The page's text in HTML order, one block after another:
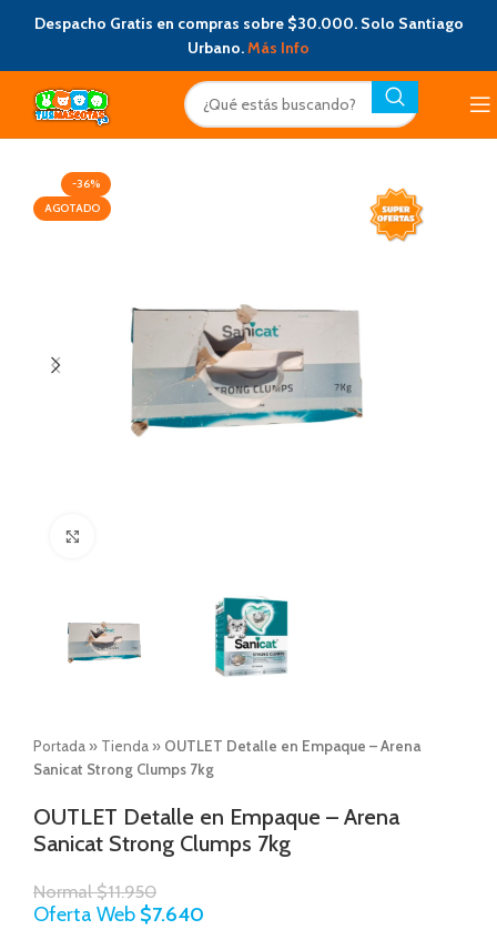
Despacho Gratis en compras sobre $30.000. Solo Santiago
Urbano.Más Info
-36%
AGOTADO
Portada » Tienda » OUTLET Detalle en Empaque – Arena
Sanicat Strong Clumps 7kg
OUTLET Detalle en Empaque – Arena
Sanicat Strong Clumps 7kg
Normal$11.950
Oferta Web $7.640